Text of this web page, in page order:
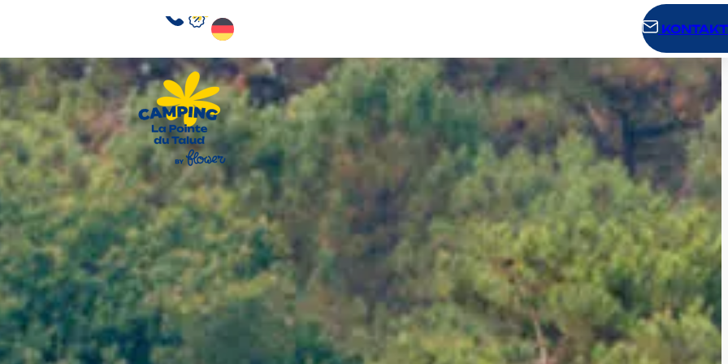
KONTAKT